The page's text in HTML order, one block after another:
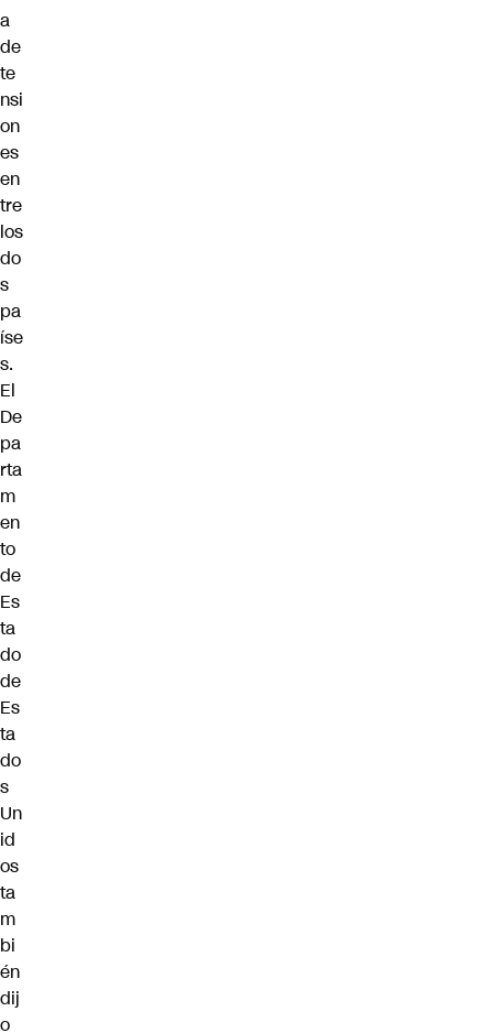
a
de
te
nsi
on
es
en
tre
los
do
s
pa
íse
s.
El
De
pa
rta
m
en
to
de
Es
ta
do
de
Es
ta
do
s
Un
id
os
ta
m
bi
én
dij
o